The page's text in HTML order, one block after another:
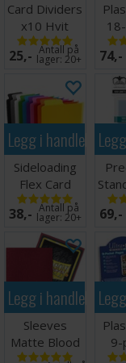
Card Dividers
x10 Hvit
25,- Antall på
lager:20+ 74,-
Legg i handlekurven
Sideloading
Flex Card
Dividers - 10
stk
38,- Antall på
lager:20+ 69,-
Legg i handlekurven
Sleeves
Matte Blood
Red x100
9-